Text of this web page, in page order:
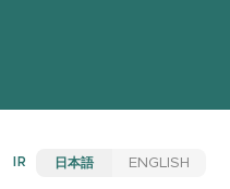
IR 日本語 ENGLISH